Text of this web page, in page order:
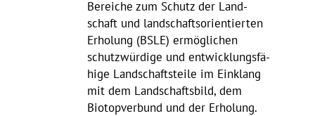
Bereiche zum Schutz der Land­
schaft und land­schafts­ori­en­tierten
Erho­lung (BSLE) ermög­li­chen
schutz­wür­dige und entwick­lungs­fä­
hige Land­schafts­teile im Einklang
mit dem Land­schafts­bild, dem
Biotop­ver­bund und der Erholung.